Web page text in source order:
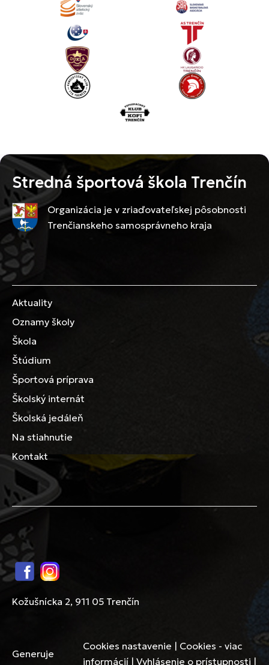
Stredná športová škola Trenčín
Organizácia je v zriaďovateľskej pôsobnosti
Trenčianskeho samosprávneho kraja
Aktuality
Oznamy školy
Škola
Štúdium
Športová príprava
Školský internát
Školská jedáleň
Na stiahnutie
Kontakt
FacebookInstagram
Kožušnícka 2, 911 05 Trenčín
Generuje
Cookies nastavenie | Cookies - viac
informácií | Vyhlásenie o prístupnosti |